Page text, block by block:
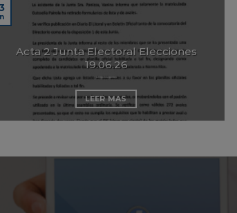
Acta 2 Junta Electoral Elecciones
19.06.26
LEER MAS